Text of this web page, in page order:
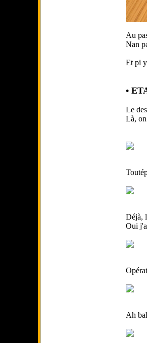
Au
Nan
Et pi
•
Le
Là,
Déjà,
Oui
Ah